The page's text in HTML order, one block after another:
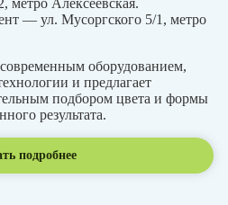
метро Алексеевская.
— ул. Мусоргского 5/1, метро
оборудованием,
и предлагает
подбором цвета и формы
результата.
подробнее